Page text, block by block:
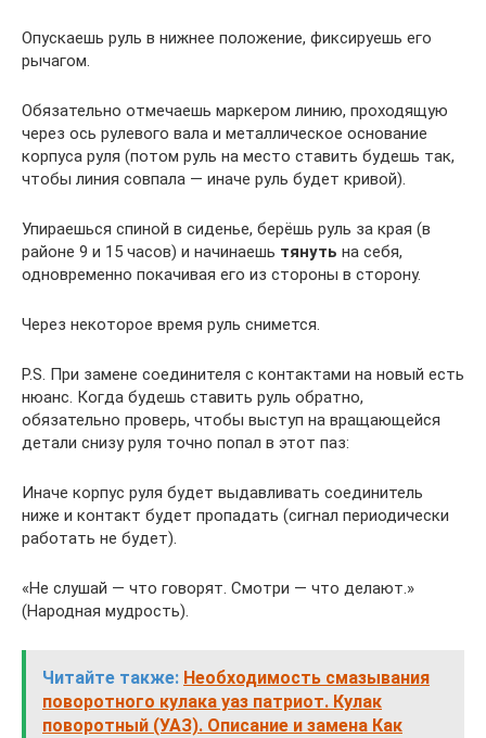
Опускаешь руль в нижнее положение, фиксируешь его
рычагом.
Обязательно отмечаешь маркером линию, проходящую
через ось рулевого вала и металлическое основание
корпуса руля (потом руль на место ставить будешь так,
чтобы линия совпала — иначе руль будет кривой).
Упираешься спиной в сиденье, берёшь руль за края (в
районе 9 и 15 часов) и начинаешь тянуть на себя,
одновременно покачивая его из стороны в сторону.
Через некоторое время руль снимется.
P.S. При замене соединителя с контактами на новый есть
нюанс. Когда будешь ставить руль обратно,
обязательно проверь, чтобы выступ на вращающейся
детали снизу руля точно попал в этот паз:
Иначе корпус руля будет выдавливать соединитель
ниже и контакт будет пропадать (сигнал периодически
работать не будет).
«Не слушай — что говорят. Смотри — что делают.»
(Народная мудрость).
Читайте также: Необходимость смазывания
поворотного кулака уаз патриот. Кулак
поворотный (УАЗ). Описание и замена Как